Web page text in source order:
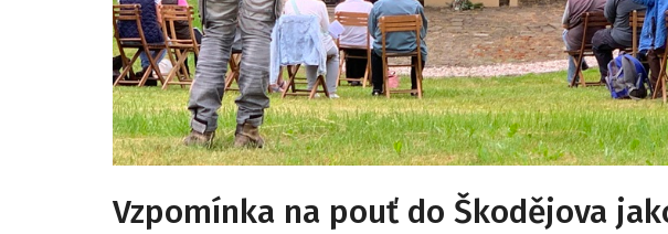
Vzpomínka na pouť do Škodějova